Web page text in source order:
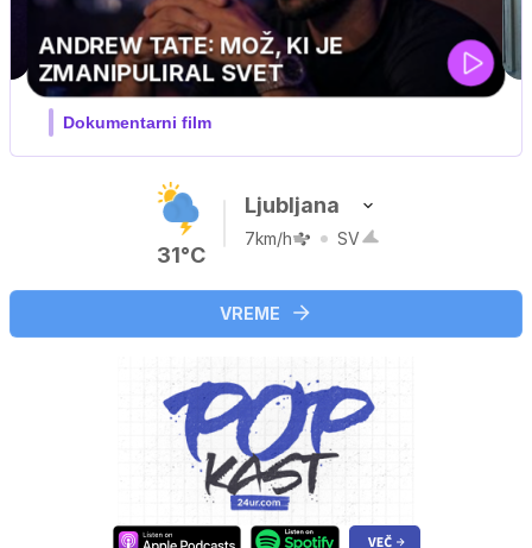
31°C
Ljubljana
7km/h SV
VREME